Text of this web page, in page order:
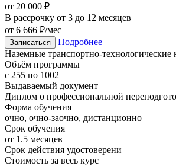
от 20 000 ₽
В рассрочку от 3 до 12 месяцев
от 6 666 ₽/мес
Записаться
Подробнее
Наземные транспортно-технологические
Объём программы
с 255 по 1002
Выдаваемый документ
Диплом о профессиональной
Форма обучения
очно, очно-заочно, дистанционно
Срок обучения
от 1.5 месяцев
Срок действия удостоверени
Стоимость за весь курс